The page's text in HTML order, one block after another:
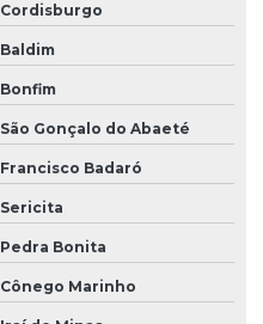
Cordisburgo
Baldim
Bonfim
São Gonçalo do Abaeté
Francisco Badaró
Sericita
Pedra Bonita
Cônego Marinho